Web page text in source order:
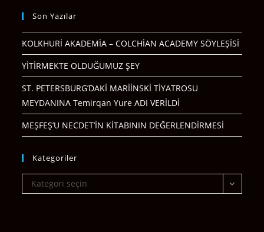
Son Yazılar
KOLKHURİ AKADEMİA – COLCHİAN ACADEMY SÖYLEŞİSİ
YİTİRMEKTE OLDUĞUMUZ ŞEY
ST. PETERSBURG’DAKİ MARİİNSKİ TİYATROSU
MEYDANINA Temirqan Yure ADI VERİLDİ
MEŞFEŞ’U NECDET’İN KİTABININ DEĞERLENDİRMESİ
Kategoriler
Kategoriler
Kategori seçin